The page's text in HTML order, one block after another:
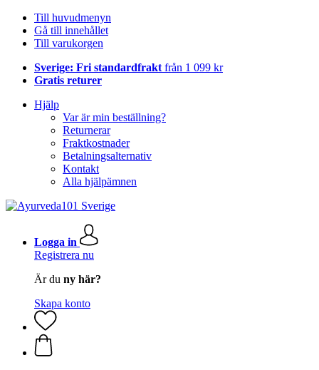
Till huvudmenyn
Gå till innehållet
Till varukorgen
Sverige: Fri standardfrakt från 1 099 kr
Gratis returer
Hjälp
Var är min beställning?
Returnerar
Fraktkostnader
Betalningsalternativ
Kontakt
Alla hjälpämnen
Logga in
Registrera nu
Är du ny här?
Skapa konto